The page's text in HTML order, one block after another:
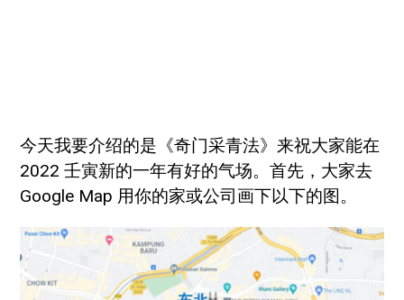
今天我要介绍的是《奇门采青法》来祝大家能在
2022 壬寅新的一年有好的气场。首先，大家去
Google Map 用你的家或公司画下以下的图。